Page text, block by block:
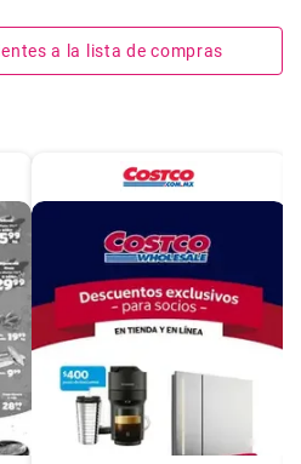
a la lista de compras